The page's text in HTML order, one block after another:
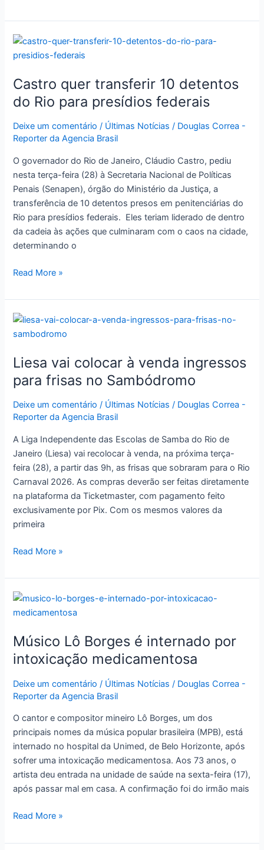
Castro quer transferir 10 detentos
do Rio para presídios federais
Deixe um comentário / Últimas Notícias / Douglas Correa -
Reporter da Agencia Brasil
O governador do Rio de Janeiro, Cláudio Castro, pediu
nesta terça-feira (28) à Secretaria Nacional de Políticas
Penais (Senapen), órgão do Ministério da Justiça, a
transferência de 10 detentos presos em penitenciárias do
Rio para presídios federais. Eles teriam liderado de dentro
da cadeia às ações que culminaram com o caos na cidade,
determinando o
Castro
quer
10
detentos
Rio
para
federais
Read More »
Liesa vai colocar à venda ingressos
para frisas no Sambódromo
Deixe um comentário / Últimas Notícias / Douglas Correa -
Reporter da Agencia Brasil
A Liga Independente das Escolas de Samba do Rio de
Janeiro (Liesa) vai recolocar à venda, na próxima terça-
feira (28), a partir das 9h, as frisas que sobraram para o Rio
Carnaval 2026. As compras deverão ser feitas diretamente
na plataforma da Ticketmaster, com pagamento feito
exclusivamente por Pix. Com os mesmos valores da
primeira
Liesa
vai
venda
ingressos
para
frisas
Sambódromo
Read More »
Músico Lô Borges é internado por
intoxicação medicamentosa
Deixe um comentário / Últimas Notícias / Douglas Correa -
Reporter da Agencia Brasil
O cantor e compositor mineiro Lô Borges, um dos
principais nomes da música popular brasileira (MPB), está
internado no hospital da Unimed, de Belo Horizonte, após
sofrer uma intoxicação medicamentosa. Aos 73 anos, o
artista deu entrada na unidade de saúde na sexta-feira (17),
após passar mal em casa. A confirmação foi do irmão mais
Músico
Lô
é
internado
intoxicação
medicamentosa
Read More »